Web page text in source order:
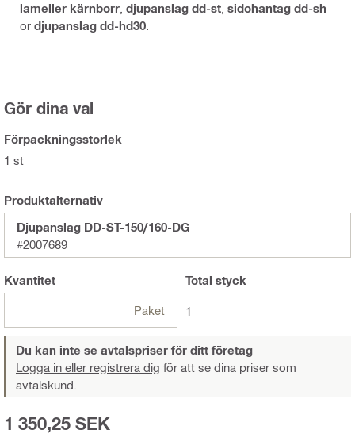
lameller kärnborr djupanslag dd-st sidohantag dd-sh
or djupanslag dd-hd30
Gör dina val
Förpackningsstorlek
1 st
Produktalternativ
Djupanslag DD-ST-150/160-DG
#2007689
Kvantitet
Paket
Total styck
1
Du kan inte se avtalspriser för ditt företag
Logga in eller registrera dig för att se dina priser som
avtalskund.
1 350,25 SEK